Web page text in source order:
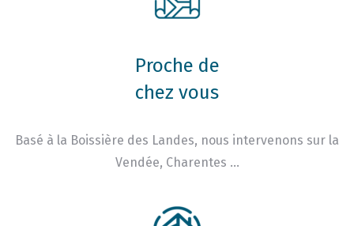
Proche de
chez vous
Basé à la Boissière des Landes, nous intervenons sur la
Vendée, Charentes …